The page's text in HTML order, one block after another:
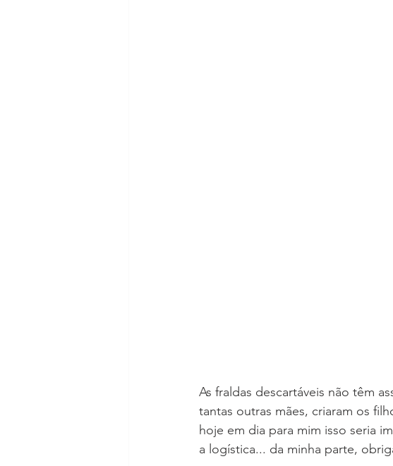
As fraldas descartáveis não têm
tantas outras mães, criaram os
hoje em dia para mim isso seria
a logística... da minha parte,